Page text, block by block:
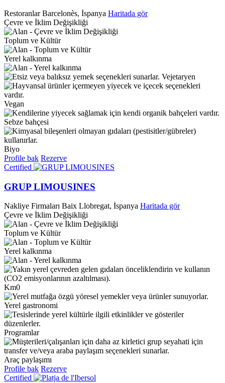
Restoranlar Barcelonès, İspanya Haritada gör
Çevre ve İklim Değişikliği
Toplum ve Kültür
Yerel kalkınma
Vejetaryen
Vegan
Sebze bahçesi
Biyo
Profile bak Rezerve
Certified
GRUP LIMOUSINES
Nakliye Firmaları Baix Llobregat, İspanya Haritada gör
Çevre ve İklim Değişikliği
Toplum ve Kültür
Yerel kalkınma
Km0
Yerel gastronomi
Programlar
Araç paylaşımı
Profile bak Rezerve
Certified